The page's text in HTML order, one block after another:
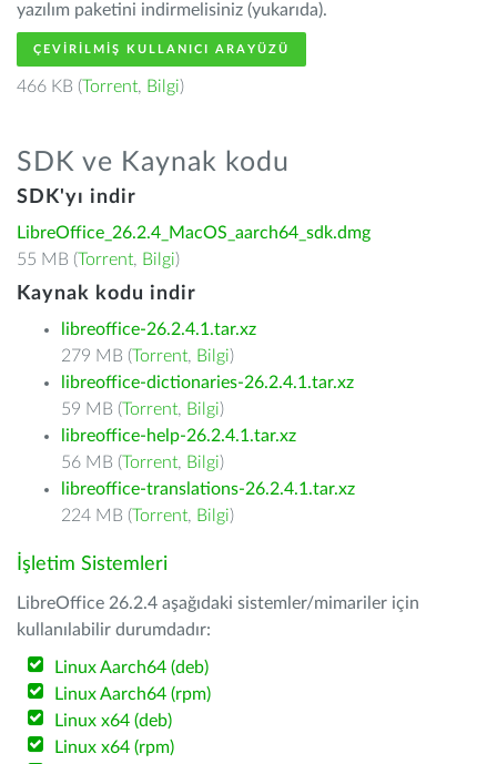
yazılım paketini indirmelisiniz (yukarıda).
ÇEVIRILMIŞ KULLANICI ARAYÜZÜ
466 KB (Torrent, Bilgi)
SDK ve Kaynak kodu
SDK'yı indir
LibreOffice_26.2.4_MacOS_aarch64_sdk.dmg
55 MB (Torrent, Bilgi)
Kaynak kodu indir
libreoffice-26.2.4.1.tar.xz
279 MB (Torrent, Bilgi)
libreoffice-dictionaries-26.2.4.1.tar.xz
59 MB (Torrent, Bilgi)
libreoffice-help-26.2.4.1.tar.xz
56 MB (Torrent, Bilgi)
libreoffice-translations-26.2.4.1.tar.xz
224 MB (Torrent, Bilgi)
İşletim Sistemleri
LibreOffice 26.2.4 aşağıdaki sistemler/mimariler için
kullanılabilir durumdadır:
Linux Aarch64 (deb)
Linux Aarch64 (rpm)
Linux x64 (deb)
Linux x64 (rpm)